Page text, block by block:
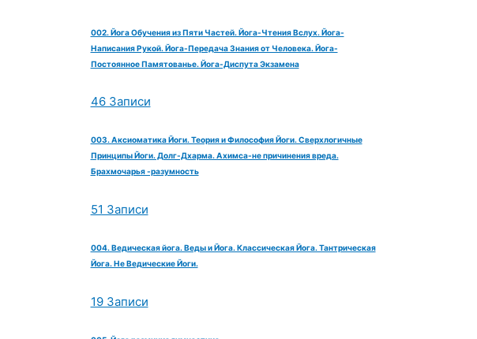
002. Йога Обучения из Пяти Частей. Йога-Чтения Вслух. Йога-
Написания Рукой. Йога-Передача Знания от Человека. Йога-
Постоянное Памятованье. Йога-Диспута Экзамена
46 Записи
003. Аксиоматика Йоги. Теория и Философия Йоги. Сверхлогичные
Принципы Йоги. Долг-Дхарма. Ахимса-не причинения вреда.
Брахмочарья -разумность
51 Записи
004. Ведическая йога. Веды и Йога. Классическая Йога. Тантрическая
Йога. Не Ведические Йоги.
19 Записи